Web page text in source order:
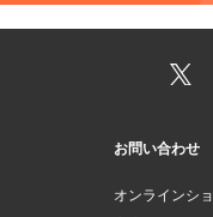
お問い合わせ
オンラインシ